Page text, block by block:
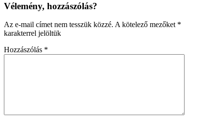
Vélemény, hozzászólás?
Az e-mail címet nem tesszük közzé. A kötelező mezőket *
karakterrel jelöltük
Hozzászólás *